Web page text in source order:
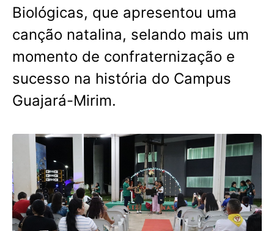
Biológicas, que apresentou uma
canção natalina, selando mais um
momento de confraternização e
sucesso na história do Campus
Guajará-Mirim.